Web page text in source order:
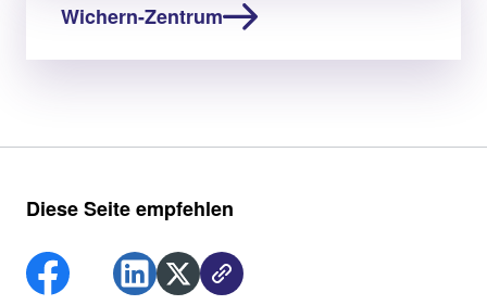
Wichern-Zentrum
Diese Seite empfehlen